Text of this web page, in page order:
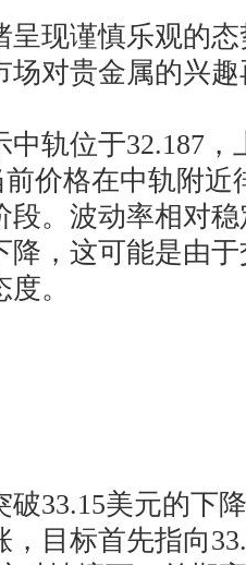
现谨慎乐观的态
场对贵金属的兴
位于32.187，
前价格在中轨附
段。波动率相对
降，这可能是由
。
33.15美元的下
目标首先指向